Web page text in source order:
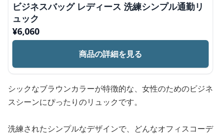
ビジネスバッグ レディース 洗練シンプル通勤リ
ュック
¥6,060
商品の詳細を見る
シックなブラウンカラーが特徴的な、女性のためのビジネ
スシーンにぴったりのリュックです。
洗練されたシンプルなデザインで、どんなオフィスコーデ